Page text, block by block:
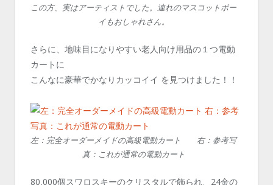
この方、実はアーティストでした。連れのマスコットボー
イもおしゃれさん。
さらに、地味目になりやすい老人向け用品の１つ電動
カートに
こんなに豪華でかなりカッコイイ を見つけました！！
左：完全オーダーメイドの高級電動カート 右：参考写
真：これが通常の電動カート
80,000個スワロスキーのクリスタルで飾られ、24金の